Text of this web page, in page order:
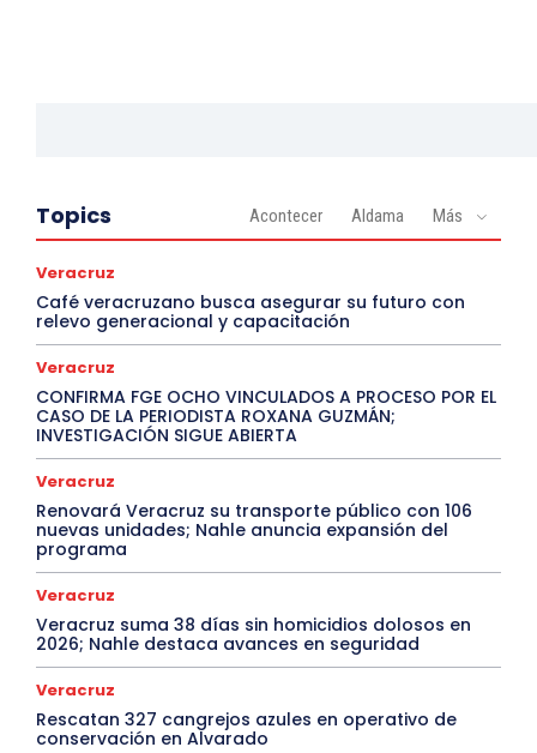
Topics Acontecer Aldama Más
Veracruz
Café veracruzano busca asegurar su futuro con
relevo generacional y capacitación
Veracruz
CONFIRMA FGE OCHO VINCULADOS A PROCESO POR EL
CASO DE LA PERIODISTA ROXANA GUZMÁN;
INVESTIGACIÓN SIGUE ABIERTA
Veracruz
Renovará Veracruz su transporte público con 106
nuevas unidades; Nahle anuncia expansión del
programa
Veracruz
Veracruz suma 38 días sin homicidios dolosos en
2026; Nahle destaca avances en seguridad
Veracruz
Rescatan 327 cangrejos azules en operativo de
conservación en Alvarado